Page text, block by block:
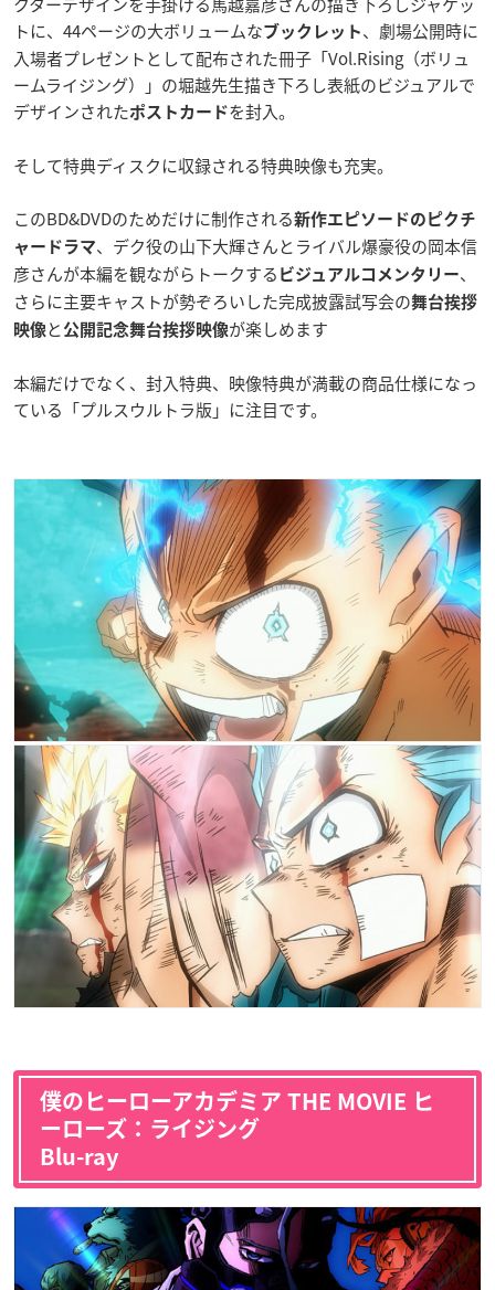
トに、44ページの大ボリュームなブックレット 、劇場公開時に
入場者プレゼントとして配布された冊子「Vol.Rising（ボリュ
ームライジング）」の堀越先生描き下ろし表紙のビジュアルで
デザインされたポストカードを封入。
そして特典ディスクに収録される特典映像も充実。
このBD&DVDのためだけに制作される新作エピソードのピクチ
ャードラマ、デク役の山下大輝さんとライバル爆豪役の岡本信
彦さんが本編を観ながらトークする ビジュアルコメンタリー、
さらに主要キャストが勢ぞろいした完成披露試写会の舞台挨拶
映像と 公開記念舞台挨拶映像が楽しめます
本編だけでなく、封入特典、映像特典が満載の商品仕様になっ
ている「プルスウルトラ版」に注目です。
僕のヒーローアカデミア THE MOVIE ヒ
ーローズ：ライジング
Blu-ray